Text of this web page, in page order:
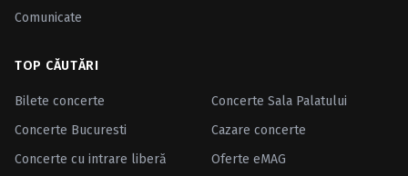
Comunicate
TOP CĂUTĂRI
Bilete concerte
Concerte Sala Palatului
Concerte Bucuresti
Cazare concerte
Concerte cu intrare liberă
Oferte eMAG